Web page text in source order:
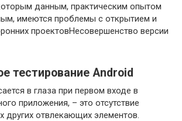
данным, практическим опытом
имеются проблемы с открытием и
проектовНесовершенство версии
тестирование Android
в глаза при первом входе в
приложения, – это отсутствие
отвлекающих элементов.